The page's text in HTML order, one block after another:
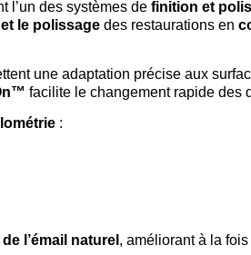
l’un des systèmes de finition et
le polissage des restaurations en
une adaptation précise aux
facilite le changement rapide des
:
l’émail naturel , améliorant à la